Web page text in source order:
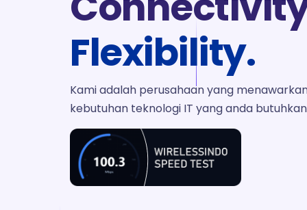
Flexibility.
Kami adalah perusahaan yang
kebutuhan teknologi IT yang anda